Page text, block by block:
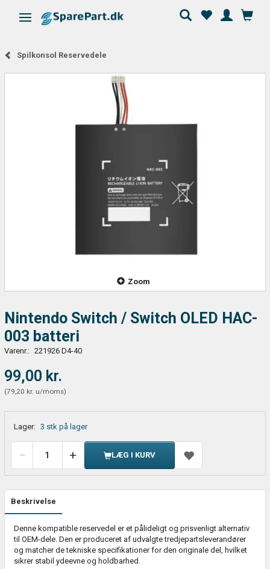
Skifte navigation
Spilkonsol Reservedele
Zoom
Nintendo Switch / Switch OLED HAC-
003 batteri
Varenr.: 221926 D4-40
99,00 kr.
(79,20 kr. u/moms)
Lager: 3 stk på lager
LÆG I KURV
Beskrivelse
Denne kompatible reservedel er et pålideligt og prisvenligt alternativ
til OEM-dele. Den er produceret af udvalgte tredjepartsleverandører
og matcher de tekniske specifikationer for den originale del, hvilket
sikrer stabil ydeevne og holdbarhed.